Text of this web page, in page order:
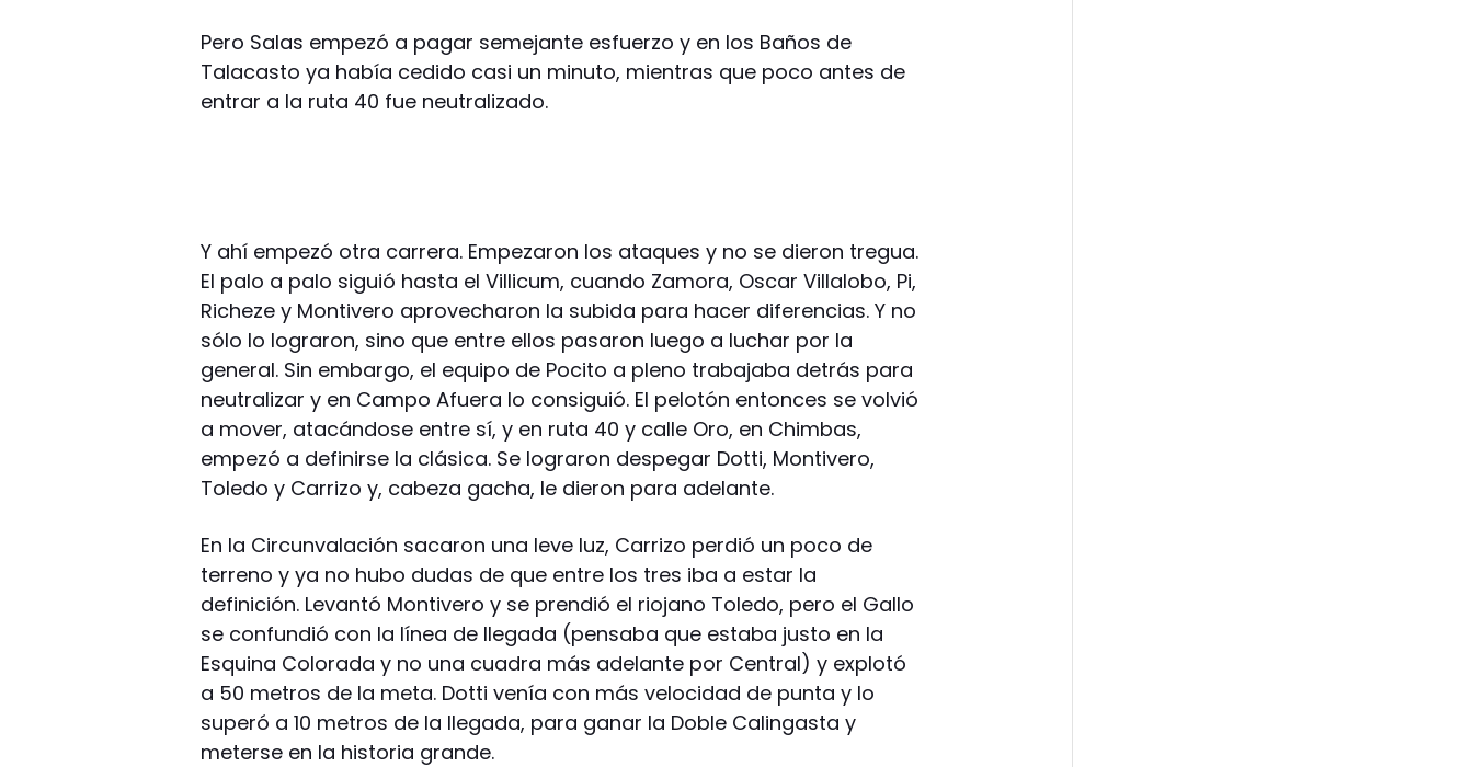
Pero Salas empezó a pagar semejante esfuerzo y en los Baños de
Talacasto ya había cedido casi un minuto, mientras que poco antes de
entrar a la ruta 40 fue neutralizado.
Y ahí empezó otra carrera. Empezaron los ataques y no se dieron tregua.
El palo a palo siguió hasta el Villicum, cuando Zamora, Oscar Villalobo, Pi,
Richeze y Montivero aprovecharon la subida para hacer diferencias. Y no
sólo lo lograron, sino que entre ellos pasaron luego a luchar por la
general. Sin embargo, el equipo de Pocito a pleno trabajaba detrás para
neutralizar y en Campo Afuera lo consiguió. El pelotón entonces se volvió
a mover, atacándose entre sí, y en ruta 40 y calle Oro, en Chimbas,
empezó a definirse la clásica. Se lograron despegar Dotti, Montivero,
Toledo y Carrizo y, cabeza gacha, le dieron para adelante.
En la Circunvalación sacaron una leve luz, Carrizo perdió un poco de
terreno y ya no hubo dudas de que entre los tres iba a estar la
definición. Levantó Montivero y se prendió el riojano Toledo, pero el Gallo
se confundió con la línea de llegada (pensaba que estaba justo en la
Esquina Colorada y no una cuadra más adelante por Central) y explotó
a 50 metros de la meta. Dotti venía con más velocidad de punta y lo
superó a 10 metros de la llegada, para ganar la Doble Calingasta y
meterse en la historia grande.